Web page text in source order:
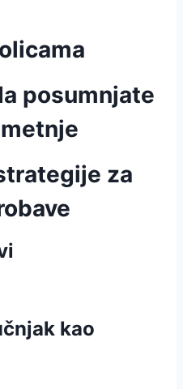
posumnjate
za
kao